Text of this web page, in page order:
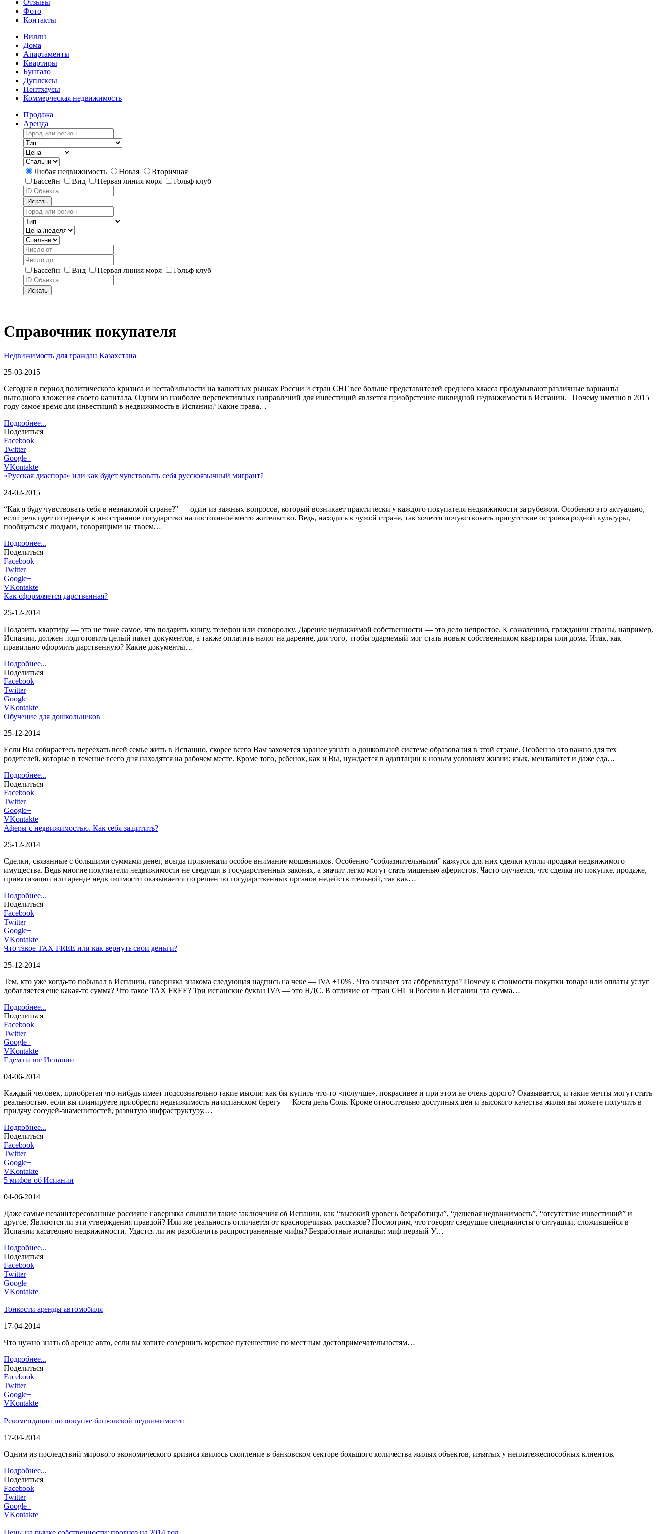
Отзывы
Фото
Контакты
Виллы
Дома
Апартаменты
Квартиры
Бунгало
Дуплексы
Пентхаусы
Коммерческая недвижимость
Продажа
Аренда
Любая недвижимость Новая
Вторичная
Бассейн
Вид Первая линия моря Гольф клуб
Искать
Бассейн Вид Первая линия моря Гольф клуб
Искать
Справочник покупателя
Недвижимость для граждан Казахстана
25-03-2015
Сегодня в период политического кризиса и нестабильности на валютных рынках России и стран СНГ все больше представителей среднего класса продумывают различные варианты
выгодного вложения своего капитала. Одним из наиболее перспективных направлений для инвестиций является приобретение ликвидной недвижимости в Испании. Почему именно в 2015
году самое время для инвестиций в недвижимость в Испании? Какие права…
Подробнее...
Поделиться:
Facebook
Twitter
Google+
VKontakte
«Русская диаспора» или как будет чувствовать себя русскоязычный мигрант?
24-02-2015
“Как я буду чувствовать себя в незнакомой стране?” — один из важных вопросов, который возникает практически у каждого покупателя недвижимости за рубежом. Особенно это актуально,
если речь идет о переезде в иностранное государство на постоянное место жительство. Ведь, находясь в чужой стране, так хочется почувствовать присутствие островка родной культуры,
пообщаться с людьми, говорящими на твоем…
Подробнее...
Поделиться:
Facebook
Twitter
Google+
VKontakte
Как оформляется дарственная?
25-12-2014
Подарить квартиру — это не тоже самое, что подарить книгу, телефон или сковородку. Дарение недвижимой собственности — это дело непростое. К сожалению, гражданин страны, например,
Испании, должен подготовить целый пакет документов, а также оплатить налог на дарение, для того, чтобы одаряемый мог стать новым собственником квартиры или дома. Итак, как
правильно оформить дарственную? Какие документы…
Подробнее...
Поделиться:
Facebook
Twitter
Google+
VKontakte
Обучение для дошкольников
25-12-2014
Если Вы собираетесь переехать всей семье жить в Испанию, скорее всего Вам захочется заранее узнать о дошкольной системе образования в этой стране. Особенно это важно для тех
родителей, которые в течение всего дня находятся на рабочем месте. Кроме того, ребенок, как и Вы, нуждается в адаптации к новым условиям жизни: язык, менталитет и даже еда…
Подробнее...
Поделиться:
Facebook
Twitter
Google+
VKontakte
Аферы с недвижимостью. Как себя защитить?
25-12-2014
Сделки, связанные с большими суммами денег, всегда привлекали особое внимание мошенников. Особенно “соблазнительными” кажутся для них сделки купли-продажи недвижимого
имущества. Ведь многие покупатели недвижимости не сведущи в государственных законах, а значит легко могут стать мишенью аферистов. Часто случается, что сделка по покупке, продаже,
приватизации или аренде недвижимости оказывается по решению государственных органов недействительной, так как…
Подробнее...
Поделиться:
Facebook
Twitter
Google+
VKontakte
Что такое TAX FREE или как вернуть свои деньги?
25-12-2014
Тем, кто уже когда-то побывал в Испании, наверняка знакома следующая надпись на чеке — IVA +10% . Что означает эта аббревиатура? Почему к стоимости покупки товара или оплаты услуг
добавляется еще какая-то сумма? Что такое TAX FREE? Три испанские буквы IVA — это НДС. В отличие от стран СНГ и России в Испании эта сумма…
Подробнее...
Поделиться:
Facebook
Twitter
Google+
VKontakte
Едем на юг Испании
04-06-2014
Каждый человек, приобретая что-нибудь имеет подсознательно такие мысли: как бы купить что-то «получше», покрасивее и при этом не очень дорого? Оказывается, и такие мечты могут стать
реальностью, если вы планируете приобрести недвижимость на испанском берегу — Коста дель Соль. Кроме относительно доступных цен и высокого качества жилья вы можете получить в
придачу соседей-знаменитостей, развитую инфраструктуру,…
Подробнее...
Поделиться:
Facebook
Twitter
Google+
VKontakte
5 мифов об Испании
04-06-2014
Даже самые незаинтересованные россияне наверняка слышали такие заключения об Испании, как “высокий уровень безработицы”, “дешевая недвижимость”, “отсутствие инвестиций” и
другое. Являются ли эти утверждения правдой? Или же реальность отличается от красноречивых рассказов? Посмотрим, что говорят сведущие специалисты о ситуации, сложившейся в
Испании касательно недвижимости. Удастся ли им разоблачить распространенные мифы? Безработные испанцы: миф первый У…
Подробнее...
Поделиться:
Facebook
Twitter
Google+
VKontakte
Тонкости аренды автомобиля
17-04-2014
Что нужно знать об аренде авто, если вы хотите совершить короткое путешествие по местным достопримечательностям…
Подробнее...
Поделиться:
Facebook
Twitter
Google+
VKontakte
Рекомендации по покупке банковской недвижимости
17-04-2014
Одним из последствий мирового экономического кризиса явилось скопление в банковском секторе большого количества жилых объектов, изъятых у неплатежеспособных клиентов.
Подробнее...
Поделиться:
Facebook
Twitter
Google+
VKontakte
Цены на рынке собственности: прогноз на 2014 год